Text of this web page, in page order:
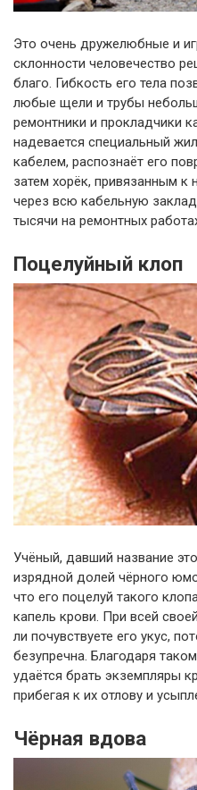
Это очень дружелюбные и
склонности человечество
благо. Гибкость его тела
любые щели и трубы
ремонтники и прокладчики
надевается специальный
кабелем, распознаёт его
затем хорёк, привязанным
через всю кабельную
тысячи на ремонтных
Поцелуйный клоп
Учёный, давший название
изрядной долей чёрного
что его поцелуй такого
капель крови. При всей
ли почувствуете его укус,
безупречна. Благодаря
удаётся брать экземпляры
прибегая к их отлову и
Чёрная вдова